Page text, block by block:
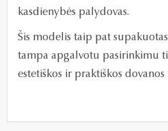
kasdienybės palydovas.
Šis modelis taip pat
tampa apgalvotu pasirinkimu
estetiškos ir praktiškos dovanos